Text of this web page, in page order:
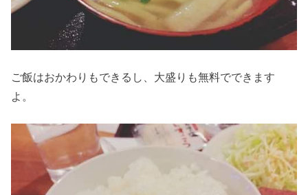
ご飯はおかわりもできるし、大盛りも無料でできます
よ。